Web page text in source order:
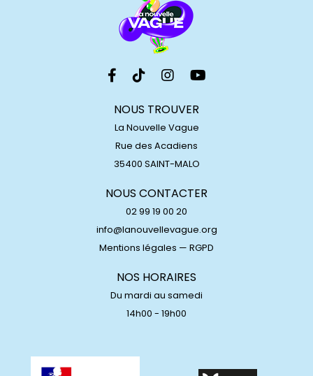
NOUS TROUVER
La Nouvelle Vague
Rue des Acadiens
35400 SAINT-MALO
NOUS CONTACTER
02 99 19 00 20
info@lanouvellevague.org
Mentions légales — RGPD
NOS HORAIRES
Du mardi au samedi
14h00 - 19h00